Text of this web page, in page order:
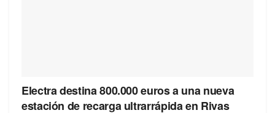
Electra destina 800.000 euros a una nueva
estación de recarga ultrarrápida en Rivas